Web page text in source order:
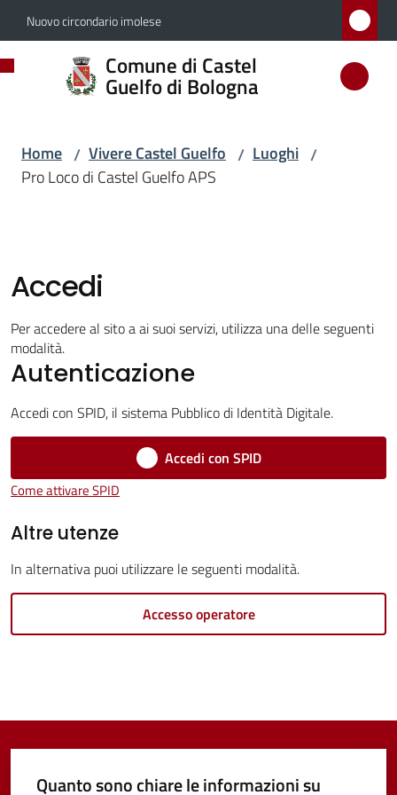
Vai al contenuto
Vai alla navigazione
Vai al footer
Nuovo circondario imolese
Comune di Castel
Guelfo di Bologna
Comune
di
di
Bologna
Amministrazione
Novità
Servizi
Guelfo
Menu selezionato
online
Home / Vivere Castel Guelfo / Luoghi /
Pro Loco di Castel Guelfo APS
Accedi
Per accedere al sito a ai suoi servizi, utilizza una delle seguenti
modalità.
Autenticazione
Accedi con SPID, il sistema Pubblico di Identità Digitale.
Accedi con SPID
Come attivare SPID
Altre utenze
In alternativa puoi utilizzare le seguenti modalità.
Accesso operatore
Quanto sono chiare le informazioni su